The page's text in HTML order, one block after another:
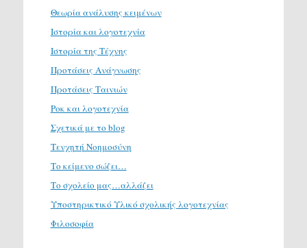
Θεωρία ανάλυσης κειμένων
Ιστορία και λογοτεχνία
Ιστορία της Τέχνης
Προτάσεις Ανάγνωσης
Προτάσεις Ταινιών
Ροκ και λογοτεχνία
Σχετικά με το blog
Τενχητή Νοημοσύνη
Το κείμενο σώζει…
Το σχολείο μας…αλλάζει
Υποστηρικτικό Υλικό σχολικής λογοτεχνίας
Φιλοσοφία